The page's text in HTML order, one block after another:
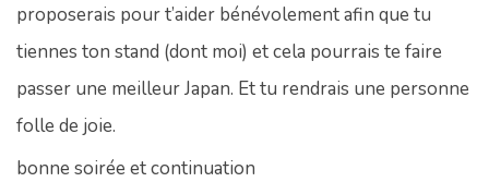
proposerais pour t’aider bénévolement afin que tu
tiennes ton stand (dont moi) et cela pourrais te faire
passer une meilleur Japan. Et tu rendrais une personne
folle de joie.
bonne soirée et continuation